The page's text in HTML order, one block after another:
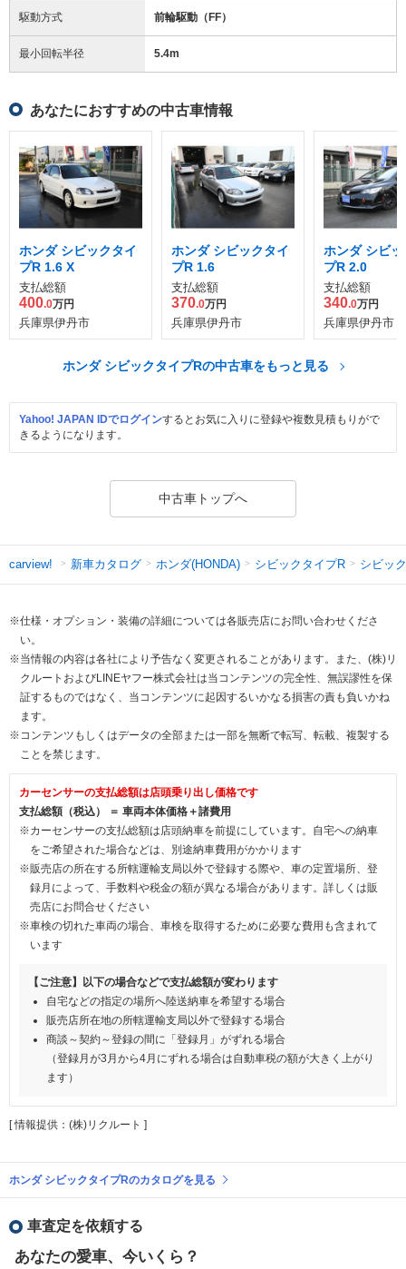
駆動方式 前輪駆動（FF）
最小回転半径 5.4m
あなたにおすすめの中古車情報
ホンダ シビックタイ
プR 1.6 X
支払総額
400.0万円
兵庫県伊丹市
ホンダ シビックタイ
プR 1.6
支払総額
370.0万円
兵庫県伊丹市
ホンダ シビ
プR 2.0
支払総額
340.0万円
兵庫県伊丹市
ホンダ シビックタイプRの中古車をもっと見る
Yahoo! JAPAN IDでログインするとお気に入りに登録や複数見積もりがで
きるようになります。
中古車トップへ
carview! 新車カタログ ホンダ(HONDA) シビックタイプR シビッ
※仕様・オプション・装備の詳細については各販売店にお問い合わせくださ
い。
※当情報の内容は各社により予告なく変更されることがあります。また、(株)リ
クルートおよびLINEヤフー株式会社は当コンテンツの完全性、無誤謬性を保
証するものではなく、当コンテンツに起因するいかなる損害の責も負いかね
ます。
※コンテンツもしくはデータの全部または一部を無断で転写、転載、複製する
ことを禁じます。
カーセンサーの支払総額は店頭乗り出し価格です
支払総額（税込） ＝ 車両本体価格＋諸費用
※カーセンサーの支払総額は店頭納車を前提にしています。自宅への納車
をご希望された場合などは、別途納車費用がかかります
※販売店の所在する所轄運輸支局以外で登録する際や、車の定置場所、登
録月によって、手数料や税金の額が異なる場合があります。詳しくは販
売店にお問合せください
※車検の切れた車両の場合、車検を取得するために必要な費用も含まれて
います
【ご注意】以下の場合などで支払総額が変わります
自宅などの指定の場所へ陸送納車を希望する場合
販売店所在地の所轄運輸支局以外で登録する場合
商談～契約～登録の間に「登録月」がずれる場合
（登録月が3月から4月にずれる場合は自動車税の額が大きく上がり
ます）
[ 情報提供：(株)リクルート ]
ホンダ シビックタイプRのカタログを見る
車査定を依頼する
あなたの愛車、今いくら？